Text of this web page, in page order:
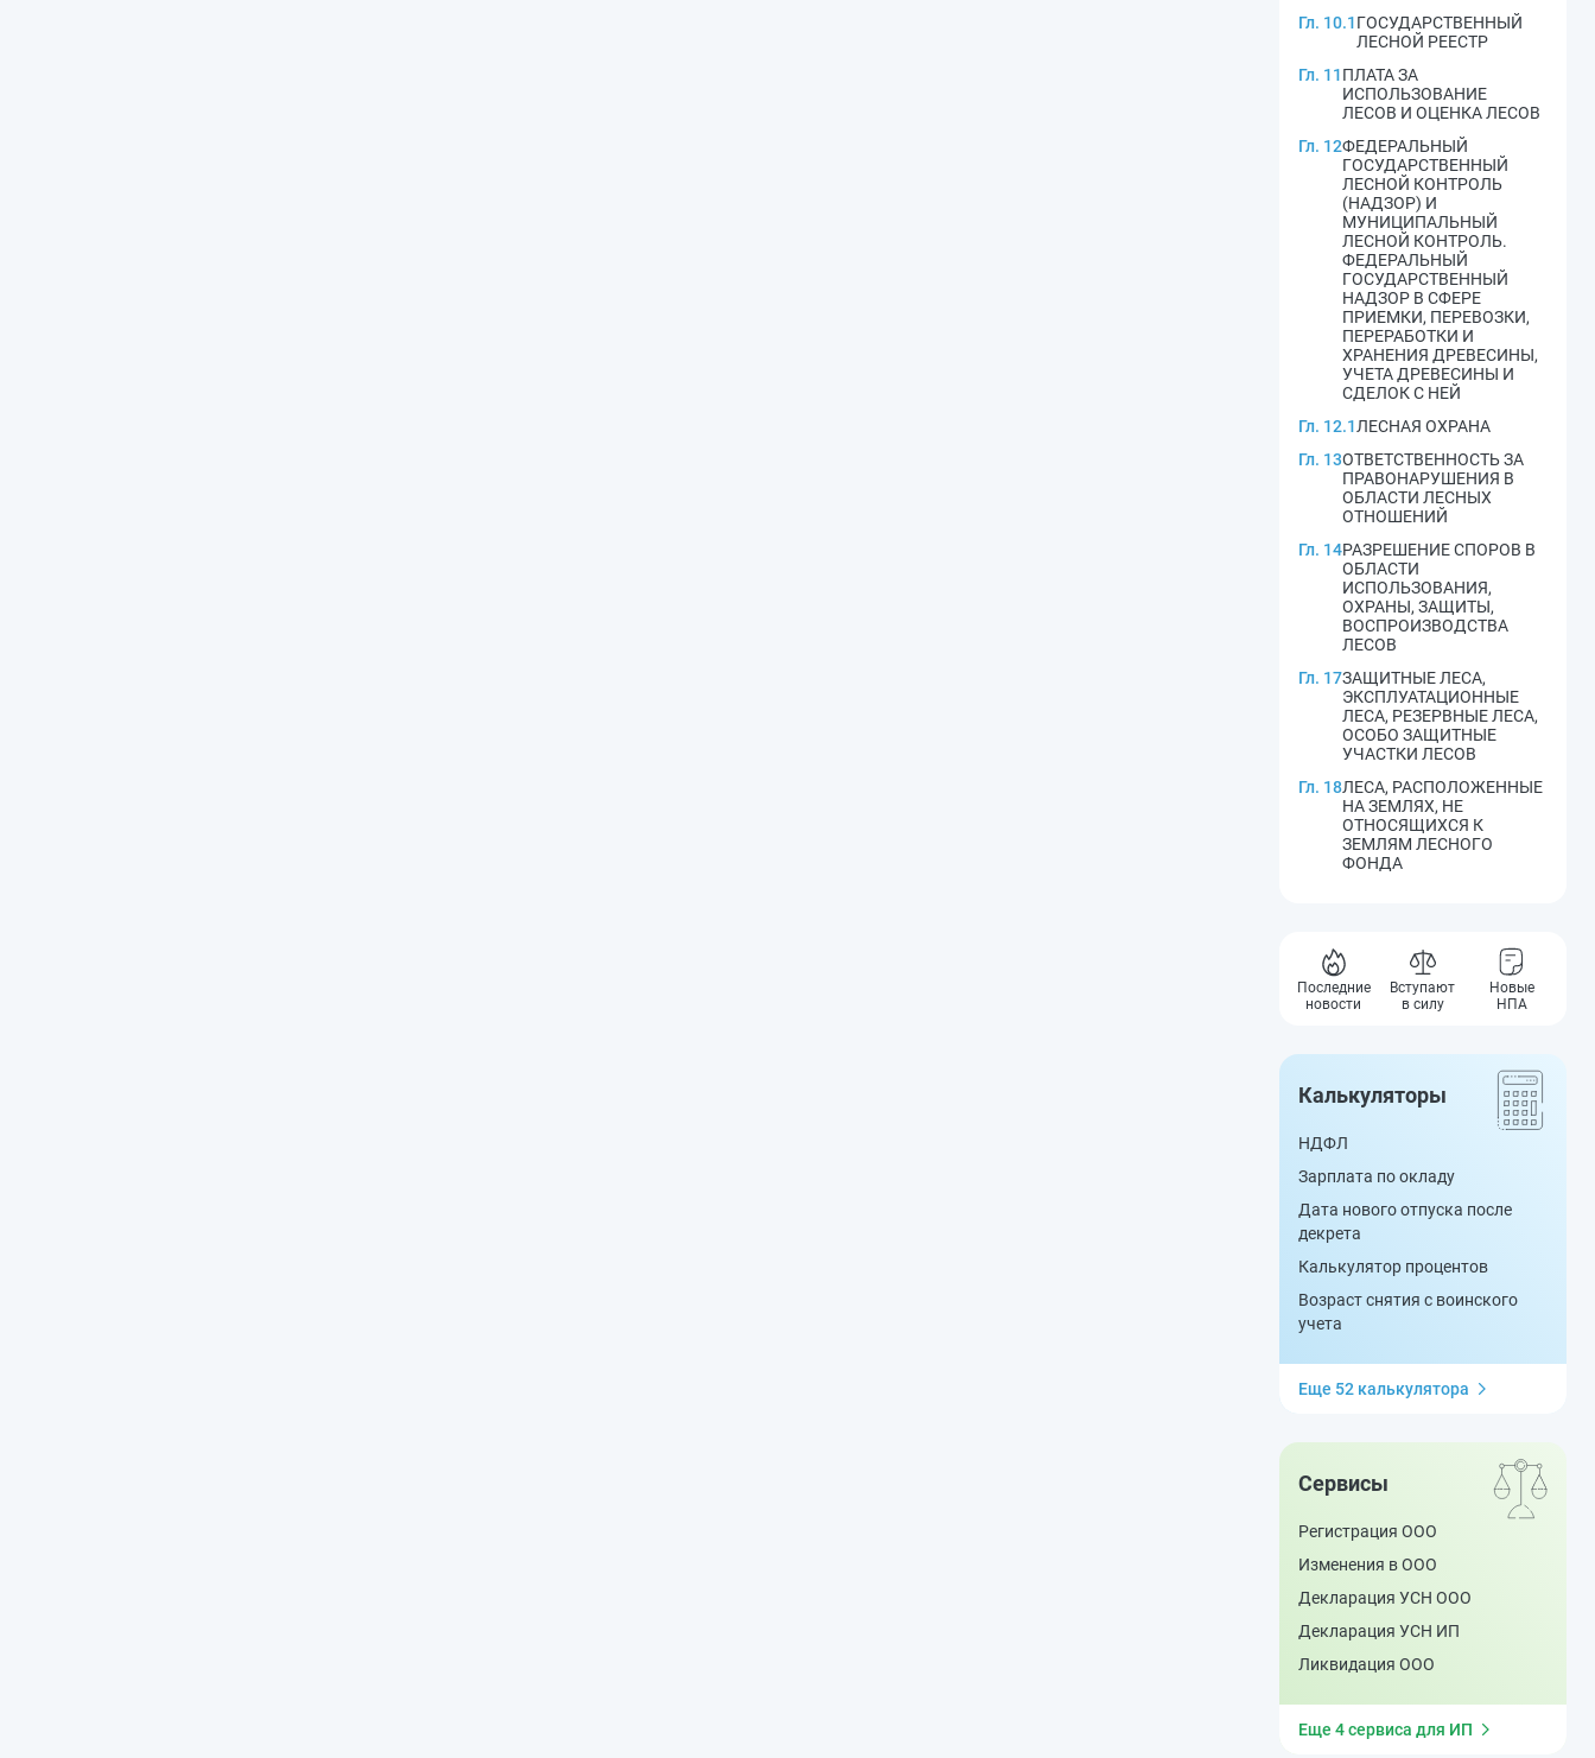
Гл. 10.1ГОСУДАРСТВЕННЫЙ
ЛЕСНОЙ РЕЕСТР
Гл. 11ПЛАТА ЗА
ИСПОЛЬЗОВАНИЕ
ЛЕСОВ И ОЦЕНКА ЛЕСОВ
Гл. 12ФЕДЕРАЛЬНЫЙ
ГОСУДАРСТВЕННЫЙ
ЛЕСНОЙ КОНТРОЛЬ
(НАДЗОР) И
МУНИЦИПАЛЬНЫЙ
ЛЕСНОЙ КОНТРОЛЬ.
ФЕДЕРАЛЬНЫЙ
ГОСУДАРСТВЕННЫЙ
НАДЗОР В СФЕРЕ
ПРИЕМКИ, ПЕРЕВОЗКИ,
ПЕРЕРАБОТКИ И
ХРАНЕНИЯ ДРЕВЕСИНЫ,
УЧЕТА ДРЕВЕСИНЫ И
СДЕЛОК С НЕЙ
Гл. 12.1ЛЕСНАЯ ОХРАНА
Гл. 13ОТВЕТСТВЕННОСТЬ ЗА
ПРАВОНАРУШЕНИЯ В
ОБЛАСТИ ЛЕСНЫХ
ОТНОШЕНИЙ
Гл. 14РАЗРЕШЕНИЕ СПОРОВ В
ОБЛАСТИ
ИСПОЛЬЗОВАНИЯ,
ОХРАНЫ, ЗАЩИТЫ,
ВОСПРОИЗВОДСТВА
ЛЕСОВ
Гл. 17ЗАЩИТНЫЕ ЛЕСА,
ЭКСПЛУАТАЦИОННЫЕ
ЛЕСА, РЕЗЕРВНЫЕ ЛЕСА,
ОСОБО ЗАЩИТНЫЕ
УЧАСТКИ ЛЕСОВ
Гл. 18ЛЕСА, РАСПОЛОЖЕННЫЕ
НА ЗЕМЛЯХ, НЕ
ОТНОСЯЩИХСЯ К
ЗЕМЛЯМ ЛЕСНОГО
ФОНДА
Последние
новости
Вступают
в силу
Новые
НПА
Калькуляторы
НДФЛ
Зарплата по окладу
Дата нового отпуска после
декрета
Калькулятор процентов
Возраст снятия с воинского
учета
Еще 52 калькулятора
Сервисы
Регистрация ООО
Изменения в ООО
Декларация УСН ООО
Декларация УСН ИП
Ликвидация ООО
Еще 4 сервиса для ИП